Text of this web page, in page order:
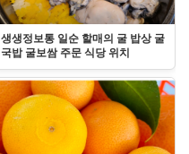
생생정보통 일순 할매의 굴 밥상 굴
국밥 굴보쌈 주문 식당 위치